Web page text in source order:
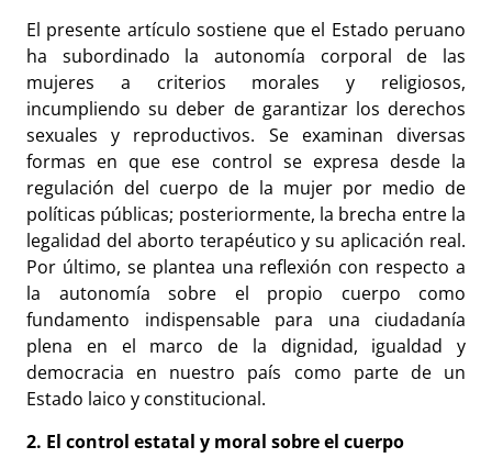
El presente artículo sostiene que el Estado peruano
ha subordinado la autonomía corporal de las
mujeres a criterios morales y religiosos,
incumpliendo su deber de garantizar los derechos
sexuales y reproductivos. Se examinan diversas
formas en que ese control se expresa desde la
regulación del cuerpo de la mujer por medio de
políticas públicas; posteriormente, la brecha entre la
legalidad del aborto terapéutico y su aplicación real.
Por último, se plantea una reflexión con respecto a
la autonomía sobre el propio cuerpo como
fundamento indispensable para una ciudadanía
plena en el marco de la dignidad, igualdad y
democracia en nuestro país como parte de un
Estado laico y constitucional.
2. El control estatal y moral sobre el cuerpo